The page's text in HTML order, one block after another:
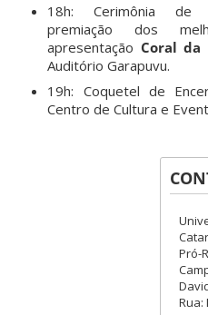
18h: Cerimônia de
premiação dos
apresentação Coral da
Auditório Garapuvu.
19h: Coquetel de
Centro de Cultura e
Pró-
Rua: